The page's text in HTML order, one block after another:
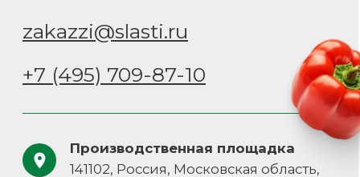
+7 (495) 709-87-10
zakazzi@slasti.ru